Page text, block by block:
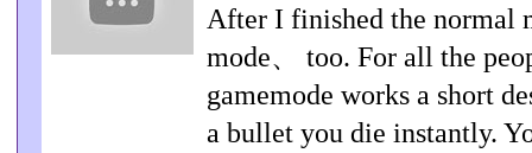
After I finished the normal
mode、 too. For all the
gamemode works a short
a bullet you die instantly.